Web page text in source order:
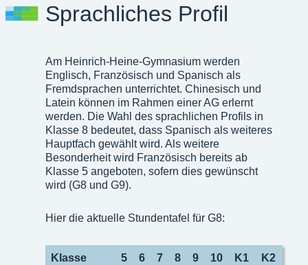
Sprachliches Profil
Am Heinrich-Heine-Gymnasium werden
Englisch, Französisch und Spanisch als
Fremdsprachen unterrichtet. Chinesisch und
Latein können im Rahmen einer AG erlernt
werden. Die Wahl des sprachlichen Profils in
Klasse 8 bedeutet, dass Spanisch als weiteres
Hauptfach gewählt wird. Als weitere
Besonderheit wird Französisch bereits ab
Klasse 5 angeboten, sofern dies gewünscht
wird (G8 und G9).
Hier die aktuelle Stundentafel für G8:
Klasse 5 6 7 8 9 10 K1 K2